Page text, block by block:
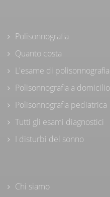
Polisonnografia
Quanto costa
L'esame di polisonnografia
Polisonnografia a domicilio
Polisonnografia pediatrica
Tutti gli esami diagnostici
I disturbi del sonno
Chi siamo